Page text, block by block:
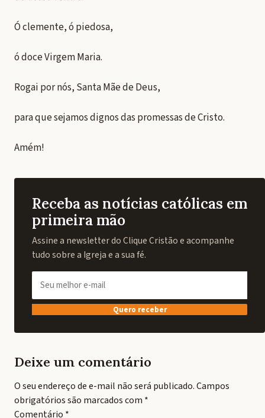
Ó clemente, ó piedosa,
ó doce Virgem Maria.
Rogai por nós, Santa Mãe de Deus,
para que sejamos dignos das promessas de Cristo.
Amém!
Receba as notícias católicas em
primeira mão
Assine a newsletter do Clique Cristão e acompanhe
tudo sobre a Igreja e a sua fé.
Quero receber
Deixe um comentário
O seu endereço de e-mail não será publicado.Campos
obrigatórios são marcados com *
Comentário *